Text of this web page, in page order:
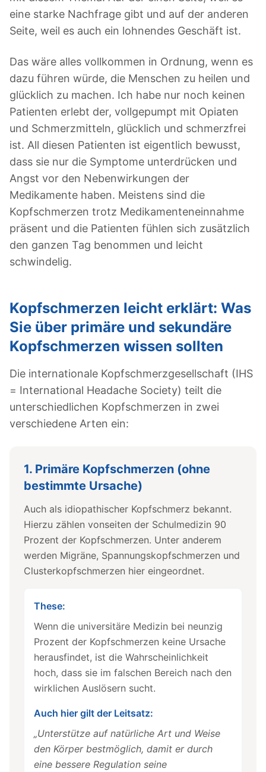
eine starke Nachfrage gibt und auf der anderen
Seite, weil es auch ein lohnendes Geschäft ist.
Das wäre alles vollkommen in Ordnung, wenn es
dazu führen würde, die Menschen zu heilen und
glücklich zu machen. Ich habe nur noch keinen
Patienten erlebt der, vollgepumpt mit Opiaten
und Schmerzmitteln, glücklich und schmerzfrei
ist. All diesen Patienten ist eigentlich bewusst,
dass sie nur die Symptome unterdrücken und
Angst vor den Nebenwirkungen der
Medikamente haben. Meistens sind die
Kopfschmerzen trotz Medikamenteneinnahme
präsent und die Patienten fühlen sich zusätzlich
den ganzen Tag benommen und leicht
schwindelig.
Kopfschmerzen leicht erklärt: Was
Sie über primäre und sekundäre
Kopfschmerzen wissen sollten
Die internationale Kopfschmerzgesellschaft (IHS
= International Headache Society) teilt die
unterschiedlichen Kopfschmerzen in zwei
verschiedene Arten ein:
1. Primäre Kopfschmerzen (ohne
bestimmte Ursache)
Auch als idiopathischer Kopfschmerz bekannt.
Hierzu zählen vonseiten der Schulmedizin 90
Prozent der Kopfschmerzen. Unter anderem
werden Migräne, Spannungskopfschmerzen und
Clusterkopfschmerzen hier eingeordnet.
These:
Wenn die universitäre Medizin bei neunzig
Prozent der Kopfschmerzen keine Ursache
herausfindet, ist die Wahrscheinlichkeit
hoch, dass sie im falschen Bereich nach den
wirklichen Auslösern sucht.
Auch hier gilt der Leitsatz:
„Unterstütze auf natürliche Art und Weise
den Körper bestmöglich, damit er durch
eine bessere Regulation seine